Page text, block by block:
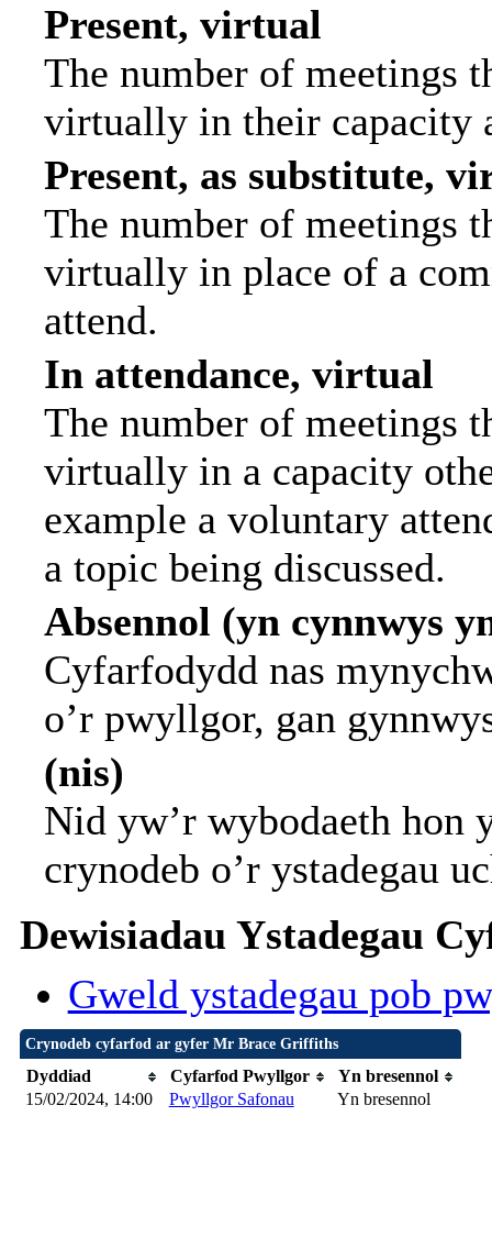
Present, virtual
The number of meetings
virtually in their capacity
Present, as substitute,
The number of meetings
virtually in place of a
attend.
In attendance, virtual
The number of meetings
virtually in a capacity
example a voluntary
a topic being discussed.
Absennol (yn cynnwys
Cyfarfodydd nas
o’r pwyllgor, gan
(nis)
Nid yw’r wybodaeth hon
crynodeb o’r ystadegau
Dewisiadau Ystadegau
Gweld ystadegau pob
Crynodeb cyfarfod ar gyfer Mr Brace Griffiths
Dyddiad Cyfarfod Pwyllgor
Yn bresennol
15/02/2024, 14:00
Pwyllgor Safonau Yn bresennol